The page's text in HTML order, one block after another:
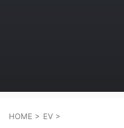
HOME > EV >